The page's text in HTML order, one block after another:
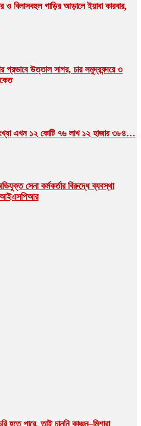
ও বিলাসবহুল গাড়ির আড়ালে ইয়াবা কারবার,
প্রভাবে উত্তাল সাগর, চার সমুদ্রবন্দরে ৩
এখন ১২ কোটি ৭৬ লাখ ১২ হাজার ৩৮৪…
সেনা কর্মকর্তার বিরুদ্ধে ব্যবস্থা
আইএসপিআর